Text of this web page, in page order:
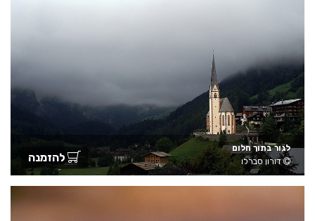
לגור בתוך חלום
דורון סברלו
להזמנה